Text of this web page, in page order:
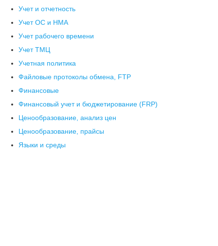
Учет и отчетность
Учет ОС и НМА
Учет рабочего времени
Учет ТМЦ
Учетная политика
Файловые протоколы обмена, FTP
Финансовые
Финансовый учет и бюджетирование (FRP)
Ценообразование, анализ цен
Ценообразование, прайсы
Языки и среды